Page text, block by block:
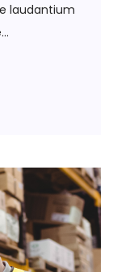
laudantium